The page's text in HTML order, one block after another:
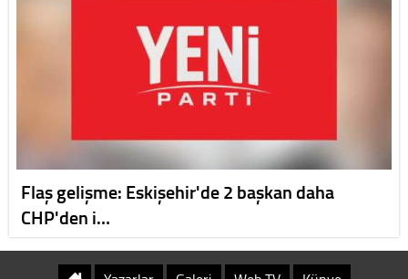
Flaş gelişme: Eskişehir'de 2 başkan daha
CHP'den i…